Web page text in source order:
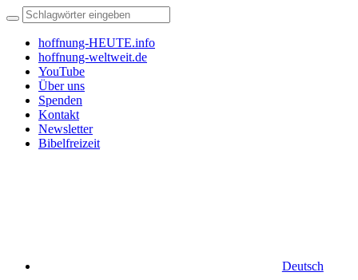
hoffnung-HEUTE.info
hoffnung-weltweit.de
YouTube
Über uns
Spenden
Kontakt
Newsletter
Bibelfreizeit
Deutsch